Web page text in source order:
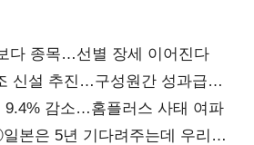
다 종목…선별 장세 이어진다
신설 추진…구성원간 성과급
9.4% 감소…홈플러스 사태 여파
본은 5년 기다려주는데 우리는